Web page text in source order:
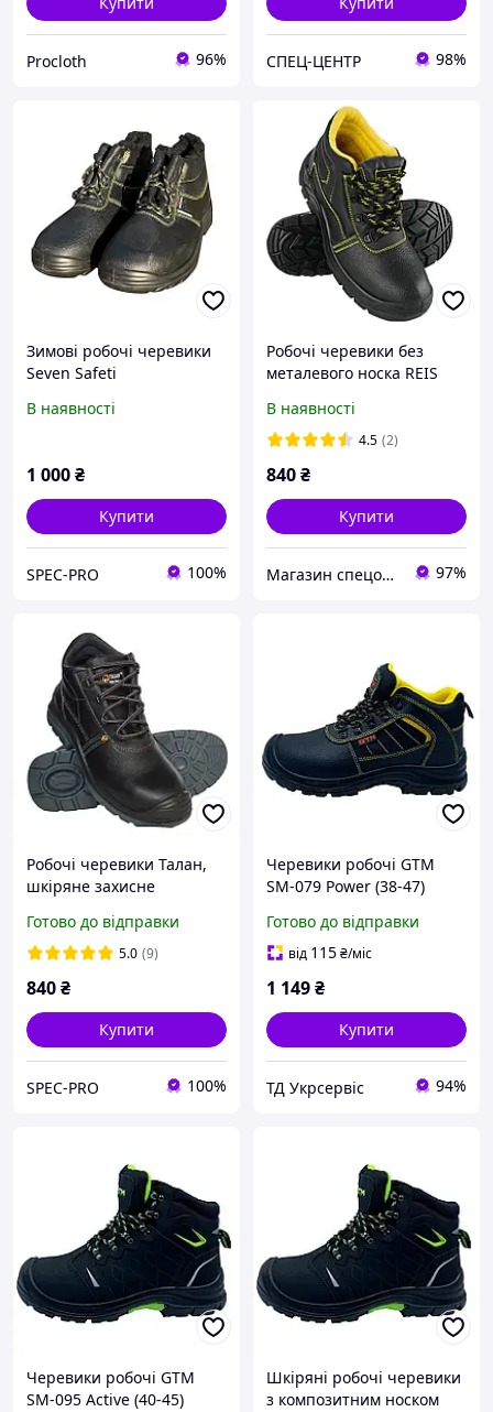
Procloth 96% СПЕЦ-ЦЕНТР 98%
Зимові робочі черевики
Seven Safeti
В наявності
1 000₴
Купити
SPEC-PRO 100%
Робочі черевики без
металевого носка REIS
спеціальне взуття,
робоче взуття
В наявності
4.5 (2)
840₴
Купити
Магазин спецодягу та спецвзуття "Nitrix" 97%
Робочі черевики Талан,
шкіряне захисне
носком
Готово до відправки
5.0 (9)
840₴
Купити
SPEC-PRO 100%
Черевики робочі GTM
SM-079 Power (38-47)
Готово до відправки
від 115₴/міс
1 149₴
Купити
ТД Укрсервіс 94%
Черевики робочі GTM
SM-095 Active (40-45)
Шкіряні робочі черевики
з композитним носком